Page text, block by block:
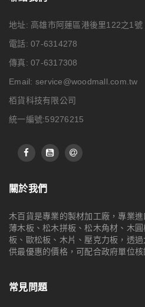
8 月
迎戰台灣潮濕季！木材發霉的
專家教你)
梅雨季的連綿陰雨，或是颱風過境
詳細內容
18
地址: 高雄市阿蓮區港後里122之1號
電話: 07-6314278
傳真: 07-6317308
Email: service@woodmall.com.tw
栢貨科技有限公司
統一編號:59276215
關於我們
木百貨是專業的製材加工廠，專業
薄木板、松木拼板、松木角材、木
板、歐松板、木片、壓克力板，透
供最優惠的價格，可配合政府單位核
常見問題